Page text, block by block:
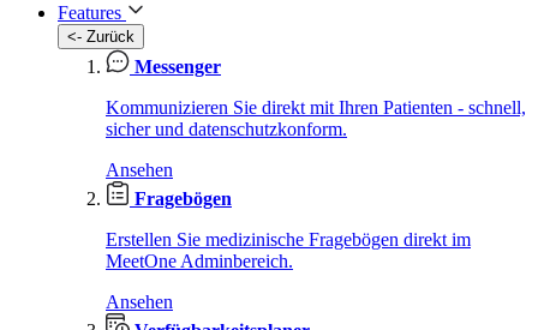
Features
<- Zurück
Messenger
Kommunizieren Sie direkt mit Ihren Patienten - schnell,
sicher und datenschutzkonform.
Ansehen
Fragebögen
Erstellen Sie medizinische Fragebögen direkt im
MeetOne Adminbereich.
Ansehen